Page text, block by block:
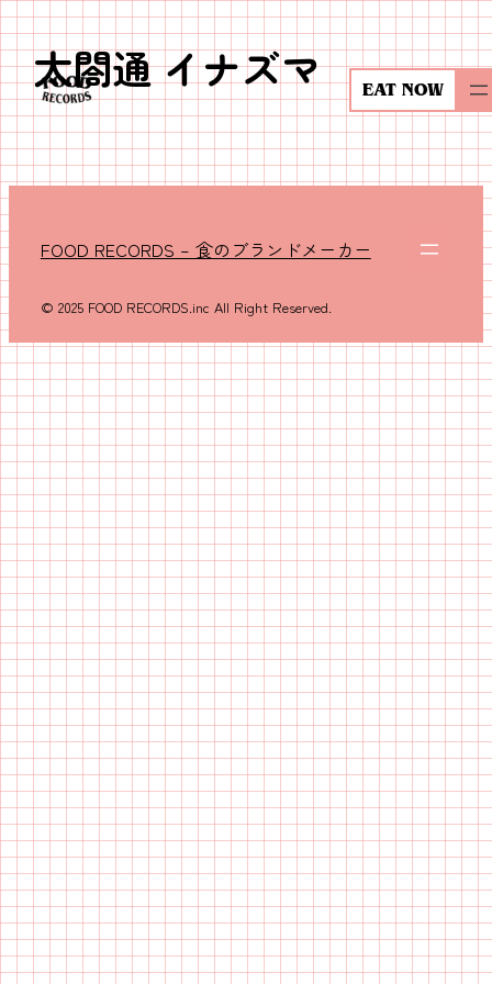
内
容
を
ス
キ
ッ
プ
EAT NOW
太閤通 イナズマ
FOOD RECORDS – 食のブランドメーカー
© 2025 FOOD RECORDS.inc All Right Reserved.